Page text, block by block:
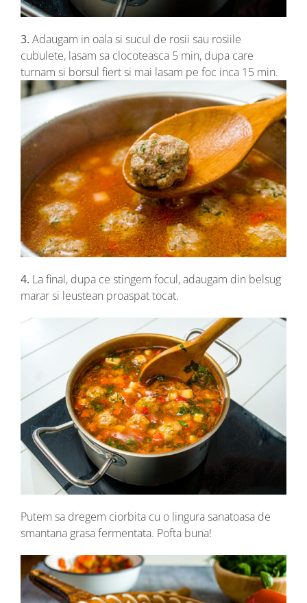
3. Adaugam in oala si sucul de rosii sau rosiile
cubulete, lasam sa clocoteasca 5 min, dupa care
turnam si borsul fiert si mai lasam pe foc inca 15 min.
4. La final, dupa ce stingem focul, adaugam din belsug
marar si leustean proaspat tocat.
Putem sa dregem ciorbita cu o lingura sanatoasa de
smantana grasa fermentata. Pofta buna!